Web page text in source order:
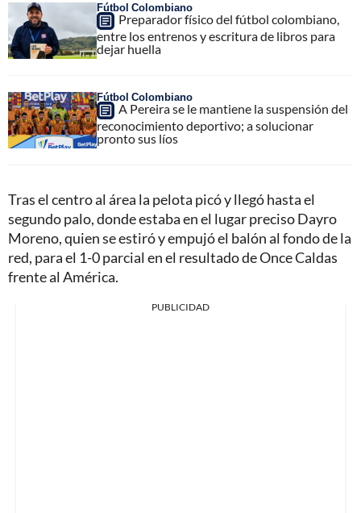
Fútbol Colombiano
Preparador físico del fútbol colombiano,
entre los entrenos y escritura de libros para
dejar huella
Fútbol Colombiano
A Pereira se le mantiene la suspensión del
reconocimiento deportivo; a solucionar
pronto sus líos
Tras el centro al área la pelota picó y llegó hasta el
segundo palo, donde estaba en el lugar preciso Dayro
Moreno, quien se estiró y empujó el balón al fondo de la
red, para el 1-0 parcial en el resultado de Once Caldas
frente al América.
PUBLICIDAD